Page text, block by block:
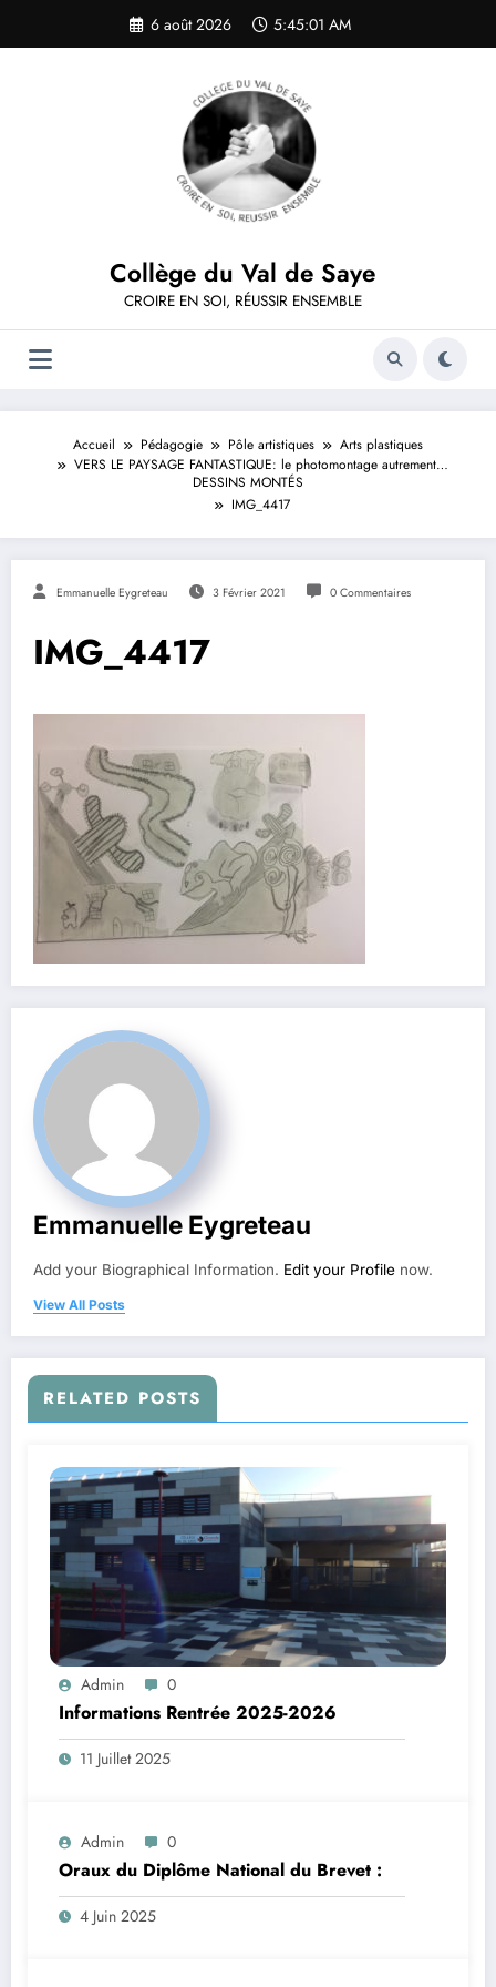
contenu
6 août 2026 5:45:01 AM
Collège du Val de Saye
CROIRE EN SOI, RÉUSSIR ENSEMBLE
Accueil Pédagogie Pôle artistiques
Arts plastiques
VERS LE PAYSAGE FANTASTIQUE: le photomontage autrement…
DESSINS MONTÉS
IMG_4417
Emmanuelle Eygreteau 3 Février 2021 0 Commentaires
IMG_4417
Emmanuelle Eygreteau
Add your Biographical Information. Edit your Profile now.
View All Posts
RELATED POSTS
Admin 0
Informations Rentrée 2025-2026
11 Juillet 2025
Admin 0
Oraux du Diplôme National du Brevet :
4 Juin 2025